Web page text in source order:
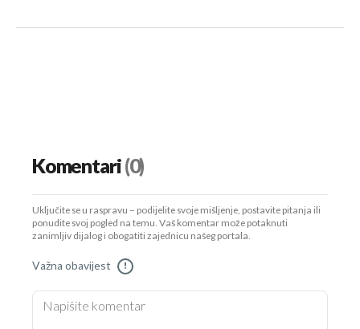
Komentari(0)
Uključite se u raspravu – podijelite svoje mišljenje, postavite pitanja ili
ponudite svoj pogled na temu. Vaš komentar može potaknuti
zanimljiv dijalog i obogatiti zajednicu našeg portala.
Važna obavijest !